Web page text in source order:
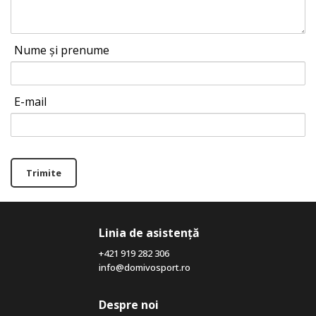
Nume și prenume
E-mail
Trimite
Linia de asistență
+421 919 282 306
info@domivosport.ro
Despre noi